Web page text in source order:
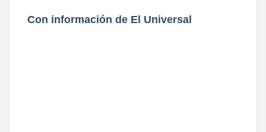
Con información de El Universal